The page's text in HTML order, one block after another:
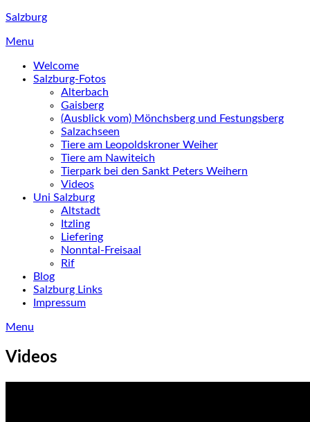
Skip
content
Salzburg
Menu
Welcome
Salzburg-Fotos
Alterbach
Gaisberg
(Ausblick vom) Mönchsberg und Festungsberg
Salzachseen
Tiere am Leopoldskroner Weiher
Tiere am Nawiteich
Tierpark bei den Sankt Peters Weihern
Videos
Uni Salzburg
Altstadt
Itzling
Liefering
Nonntal-Freisaal
Rif
Blog
Salzburg Links
Impressum
Menu
Videos